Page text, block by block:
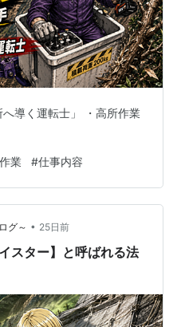
へ導く運転士」 ・高所作業
業 #仕事内容
グ～ • 25日前
スター】と呼ばれる法